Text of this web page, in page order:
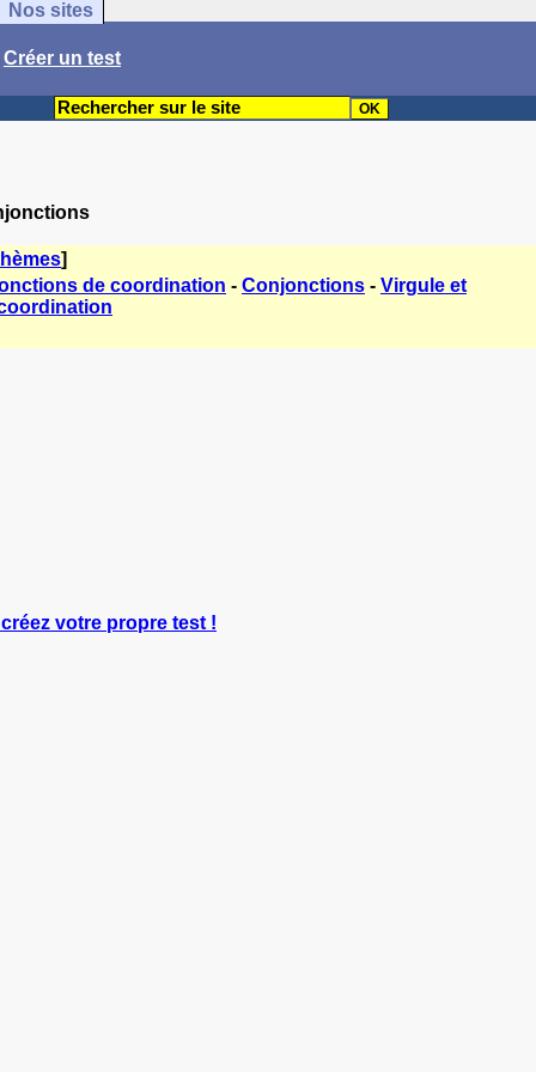
Nos sites
Créer un test
]
de coordination - Conjonctions - Virgule et
votre propre test !